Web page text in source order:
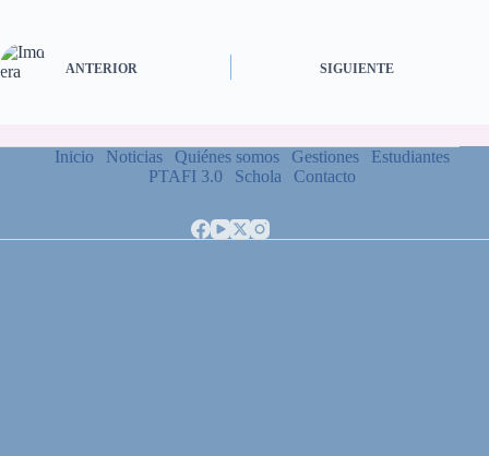
ANTERIOR SIGUIENTE
Inicio Noticias Quiénes somos Gestiones
Estudiantes
PTAFI 3.0
Schola Contacto